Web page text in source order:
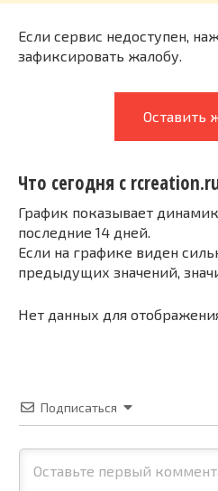
Если сервис недоступен,
зафиксировать жалобу.
Оставить
Что сегодня с
График показывает
последние 14 дней.
Если на графике виден
предыдущих значений,
Нет данных для
Подписаться